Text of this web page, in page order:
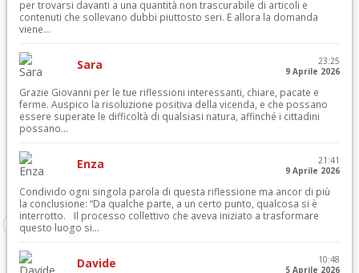
per trovarsi davanti a una quantità non trascurabile di articoli e
contenuti che sollevano dubbi piuttosto seri. E allora la domanda
viene...
Sara
23:25
9 Aprile 2026
Grazie Giovanni per le tue riflessioni interessanti, chiare, pacate e
ferme. Auspico la risoluzione positiva della vicenda, e che possano
essere superate le difficoltà di qualsiasi natura, affinché i cittadini
possano...
Enza
21:41
9 Aprile 2026
Condivido ogni singola parola di questa riflessione ma ancor di più
la conclusione: “Da qualche parte, a un certo punto, qualcosa si è
interrotto. Il processo collettivo che aveva iniziato a trasformare
questo luogo si...
Davide
10:48
5 Aprile 2026